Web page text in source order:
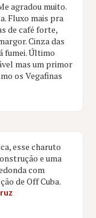
agradou muito.
Fluxo mais pra
de café forte,
Cinza das
fumei. Último
mas um primor
os Vegafinas
esse charuto
e uma
com
de Off Cuba.